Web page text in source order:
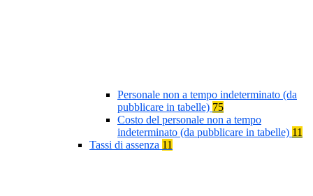
Personale non a tempo indeterminato (da
pubblicare in tabelle) 75
Costo del personale non a tempo
indeterminato (da pubblicare in tabelle) 11
Tassi di assenza 11